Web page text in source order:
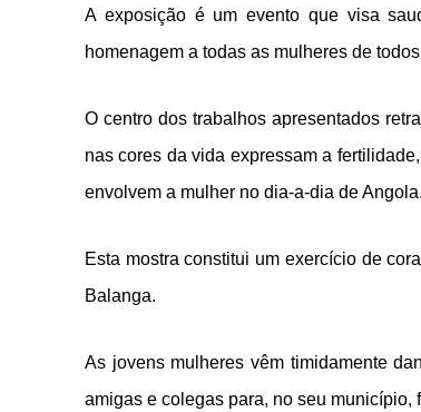
A exposição é um evento que visa
homenagem a todas as mulheres de
O centro dos trabalhos apresentados
nas cores da vida expressam a
envolvem a mulher no dia-a-dia de Angola.
Esta mostra constitui um exercício de
Balanga.
As jovens mulheres vêm timidamente
amigas e colegas para, no seu município,